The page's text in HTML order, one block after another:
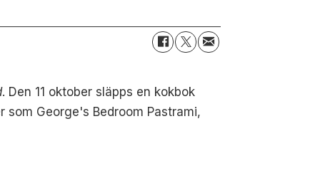
. Den 11 oktober släpps en kokbok
George's Bedroom Pastrami,